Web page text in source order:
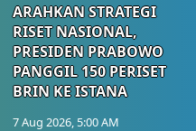
ARAHKAN STRATEGI
RISET NASIONAL,
PRESIDEN PRABOWO
PANGGIL 150 PERISET
BRIN KE ISTANA
7 Aug 2026, 5:00 AM